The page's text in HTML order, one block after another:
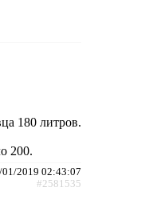
180 литров.
200.
01/2019 02:43:07
#2581535